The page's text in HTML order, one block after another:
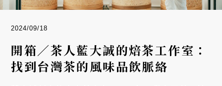
2024/09/18
開箱／茶人藍大誠的焙茶工作室：
找到台灣茶的風味品飲脈絡